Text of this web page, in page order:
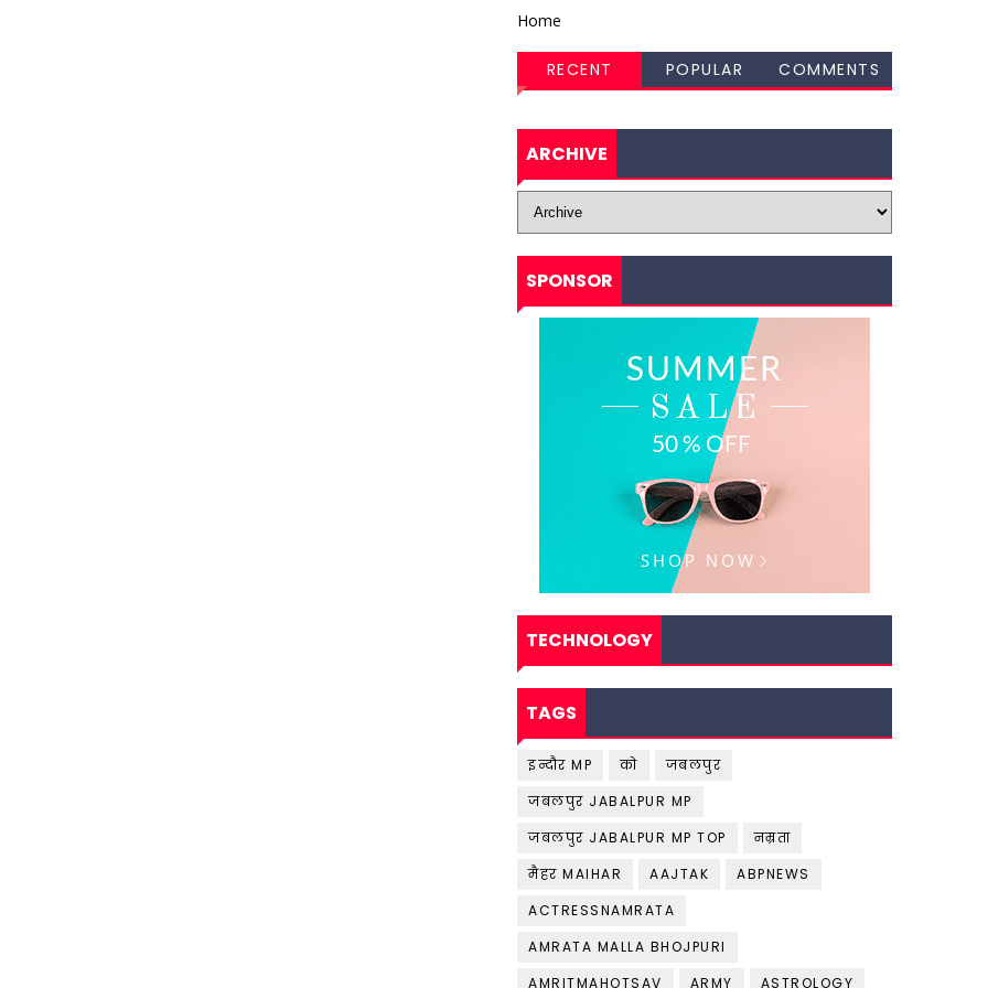
Home
RECENT POPULAR COMMENTS
ARCHIVE
SPONSOR
TECHNOLOGY
TAGS
इन्दौर MP को
जबलपुर
जबलपुर JABALPUR MP
जबलपुर JABALPUR MP TOP
नम्रता
मैहर MAIHAR
AAJTAK
ABPNEWS
ACTRESSNAMRATA
AMRATA MALLA BHOJPURI
AMRITMAHOTSAV
ARMY ASTROLOGY